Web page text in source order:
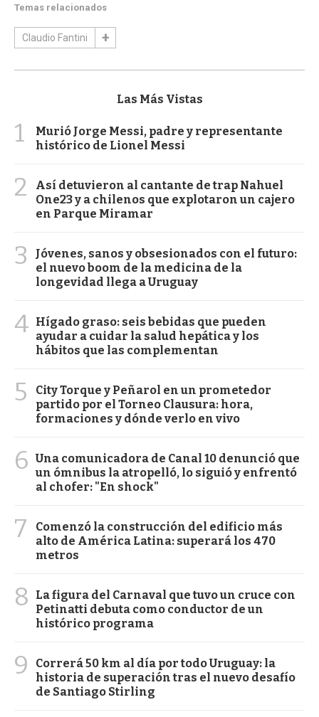
Temas relacionados
Claudio Fantini
Las Más Vistas
1
Murió Jorge Messi, padre y representante
histórico de Lionel Messi
2
Así detuvieron al cantante de trap Nahuel
One23 y a chilenos que explotaron un cajero
en Parque Miramar
3
Jóvenes, sanos y obsesionados con el futuro:
el nuevo boom de la medicina de la
longevidad llega a Uruguay
4 Hígado graso: seis bebidas que pueden
ayudar a cuidar la salud hepática y los
hábitos que las complementan
5
City Torque y Peñarol en un prometedor
partido por el Torneo Clausura: hora,
formaciones y dónde verlo en vivo
6 Una comunicadora de Canal 10 denunció que
un ómnibus la atropelló, lo siguió y enfrentó
al chofer: "En shock"
7
Comenzó la construcción del edificio más
alto de América Latina: superará los 470
metros
8
La figura del Carnaval que tuvo un cruce con
Petinatti debuta como conductor de un
histórico programa
9
Correrá 50 km al día por todo Uruguay: la
historia de superación tras el nuevo desafío
de Santiago Stirling